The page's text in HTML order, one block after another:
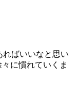
ればいいなと思い
に慣れていくま